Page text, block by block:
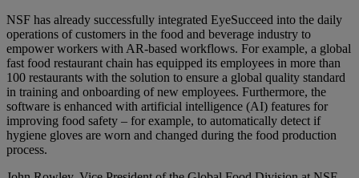
NSF has already successfully integrated EyeSucceed into the daily
operations of customers in the food and beverage industry to
empower workers with AR-based workflows. For example, a global
fast food restaurant chain has equipped its employees in more than
100 restaurants with the solution to ensure a global quality standard
in training and onboarding of new employees. Furthermore, the
software is enhanced with artificial intelligence (AI) features for
improving food safety – for example, to automatically detect if
hygiene gloves are worn and changed during the food production
process.